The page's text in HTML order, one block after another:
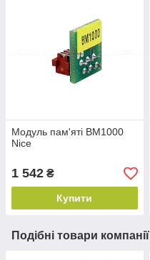
Модуль пам'яті BM1000
Nice
1 542 ₴
Купити
Подібні товари компанії